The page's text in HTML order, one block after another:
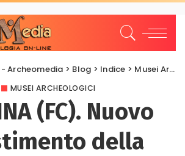
Archeomedia > Blog > Indice > Musei Archeologici
MUSEI ARCHEOLOGICI
(FC). Nuovo
della